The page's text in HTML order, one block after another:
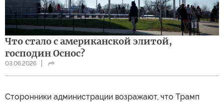
Что стало с американской элитой,
господин Оснос?
03.06.2026
Сторонники администрации возражают, что Трамп